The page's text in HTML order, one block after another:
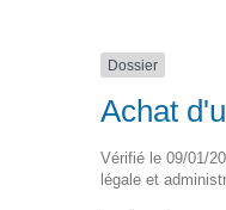
Dossier
Achat
Vérifié le 09/01/
légale et